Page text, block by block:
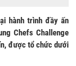
hành trình đầy ấn
Chefs Challenge
được tổ chức dưới